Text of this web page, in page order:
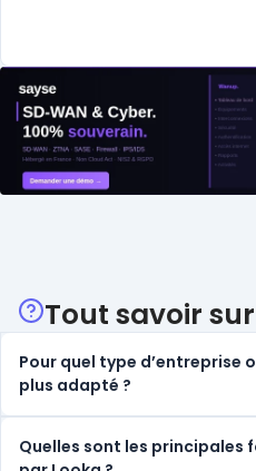
Catégories
Tout savoir sur
Pour quel type d’entreprise
plus adapté ?
Quelles sont les